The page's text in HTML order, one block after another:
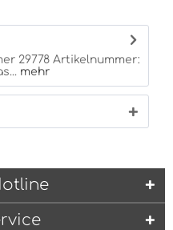
29778 Artikelnummer:
mehr